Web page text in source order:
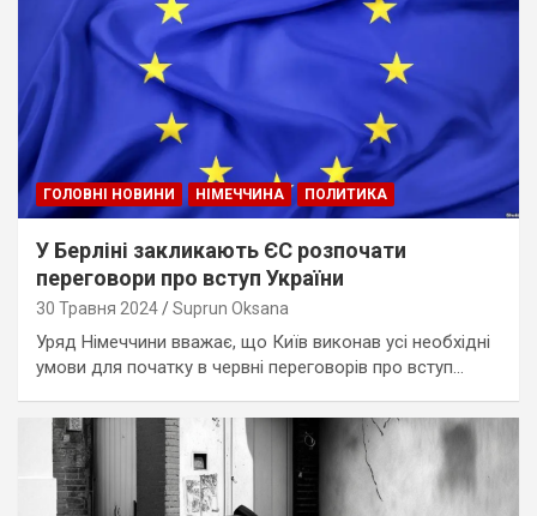
ГОЛОВНІ НОВИНИ НІМЕЧЧИНА ПОЛИТИКА
У Берліні закликають ЄС розпочати
переговори про вступ України
30 Травня 2024 Suprun Oksana
Уряд Німеччини вважає, що Київ виконав усі необхідні
умови для початку в червні переговорів про вступ…